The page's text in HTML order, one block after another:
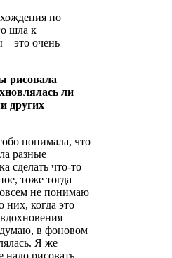
по
шла к
это очень
рисовала
ли
других
понимала, что
разные
сделать что-то
тоже тогда
не понимаю
когда это
в фоновом
Я же
надо рисовать.